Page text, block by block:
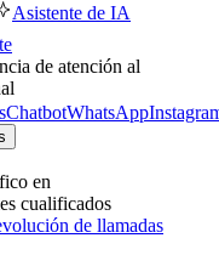
Asistente de IA
de atención al
ChatbotWhatsApp
en
cualificados
de llamadas